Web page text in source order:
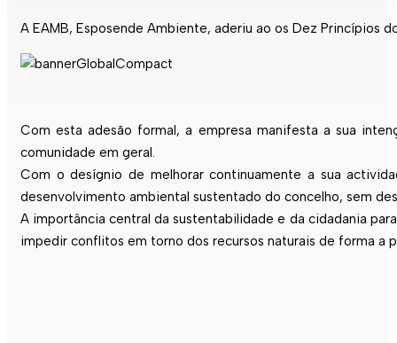
A EAMB, Esposende Ambiente, aderiu ao os Dez Princípios
Com esta adesão formal, a empresa manifesta a sua
comunidade em geral.
Com o desígnio de melhorar continuamente a sua
desenvolvimento ambiental sustentado do concelho, sem
A importância central da sustentabilidade e da cidadania
impedir conflitos em torno dos recursos naturais de forma a